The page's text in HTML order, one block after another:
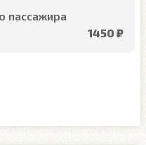
пассажира
1450 ₽